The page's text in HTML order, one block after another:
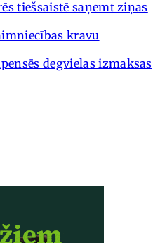
tiešsaistē saņemt ziņas
kravu
degvielas izmaksas